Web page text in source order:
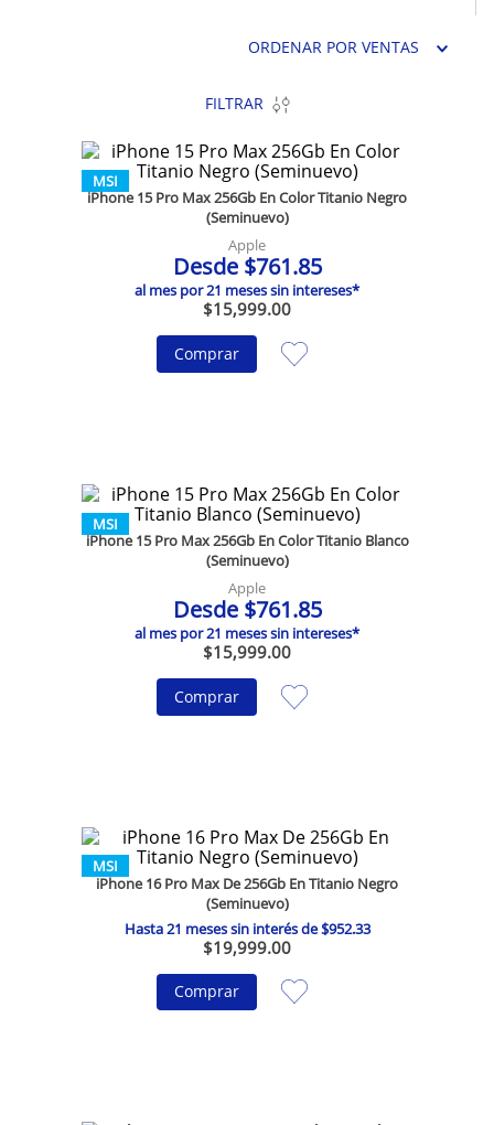
ORDENAR POR VENTAS
FILTRAR
MSI
iPhone 15 Pro Max 256Gb En Color Titanio Negro
(Seminuevo)
Apple
Desde $761.85
al mes por21 meses sin intereses*
$15,999.00
Comprar
MSI
iPhone 15 Pro Max 256Gb En Color Titanio Blanco
(Seminuevo)
Apple
Desde $761.85
al mes por21 meses sin intereses*
$15,999.00
Comprar
MSI
iPhone 16 Pro Max De 256Gb En Titanio Negro
(Seminuevo)
Hasta21 meses sin interés de$952.33
$19,999.00
Comprar